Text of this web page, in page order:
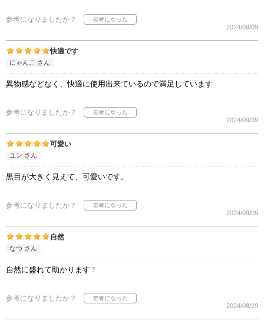
参考になりましたか？
2024/09/09
快適です
にゃんこ さん
異物感などなく、快適に使用出来ているので満足しています
参考になりましたか？
2024/09/09
可愛い
ユン さん
黒目が大きく見えて、可愛いです。
参考になりましたか？
2024/09/09
自然
なつ さん
自然に盛れて助かります！
参考になりましたか？
2024/08/29